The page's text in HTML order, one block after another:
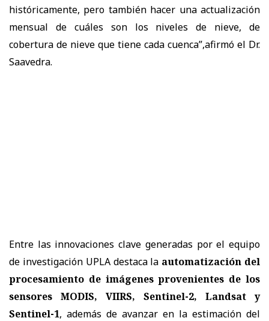
históricamente, pero también hacer una actualización
mensual de cuáles son los niveles de nieve, de
cobertura de nieve que tiene cada cuenca”,afirmó el Dr.
Saavedra.
Entre las innovaciones clave generadas por el equipo
de investigación UPLA destaca la automatización del
procesamiento de imágenes provenientes de los
sensores MODIS, VIIRS, Sentinel-2, Landsat y
Sentinel-1, además de avanzar en la estimación del